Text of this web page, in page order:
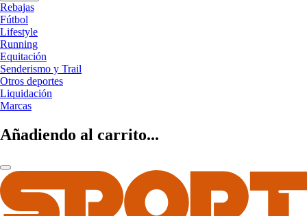
Rebajas
Fútbol
Lifestyle
Running
Equitación
Senderismo y Trail
Otros deportes
Liquidación
Marcas
Añadiendo al carrito...